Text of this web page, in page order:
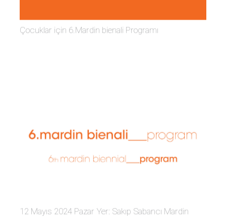
Çocuklar için 6.Mardin bienali Programı
12 Mayıs 2024 Pazar Yer: Sakıp Sabancı Mardin